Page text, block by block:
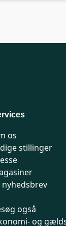
os
stillinger
nyhedsbrev
også
og